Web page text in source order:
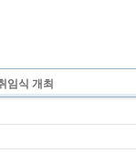
임식 개최